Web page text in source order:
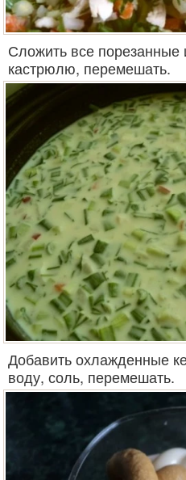
Сложить все порезанные
кастрюлю, перемешать.
Добавить охлажденные
воду, соль, перемешать.